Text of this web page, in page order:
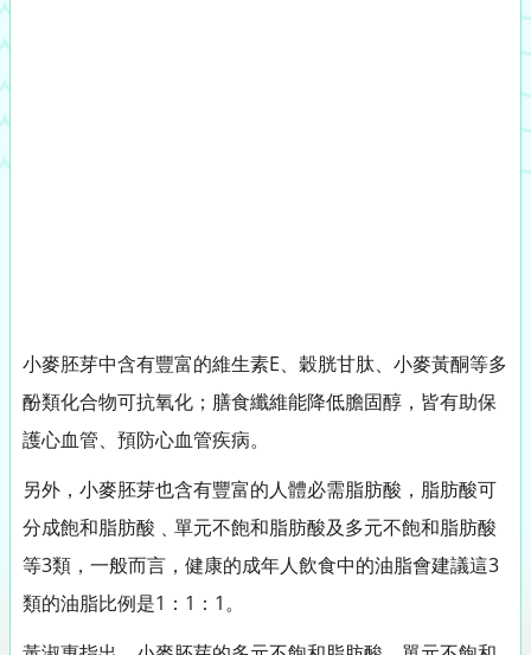
小麥胚芽中含有豐富的維生素E、穀胱甘肽、小麥黃酮等多
酚類化合物可抗氧化；膳食纖維能降低膽固醇，皆有助保
護心血管、預防心血管疾病。
另外，小麥胚芽也含有豐富的人體必需脂肪酸，脂肪酸可
分成飽和脂肪酸﹑單元不飽和脂肪酸及多元不飽和脂肪酸
等3類，一般而言，健康的成年人飲食中的油脂會建議這3
類的油脂比例是1：1：1。